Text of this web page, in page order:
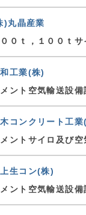
)丸晶産業
００ｔ，１００ｔ
工業(株)
ント空気輸送設備
コンクリート工業
ントサイロ及び空
生コン(株)
ント空気輸送設備